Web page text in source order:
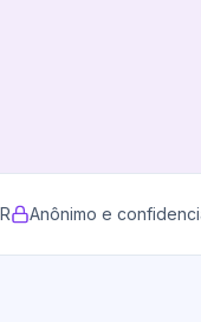
Anônimo e